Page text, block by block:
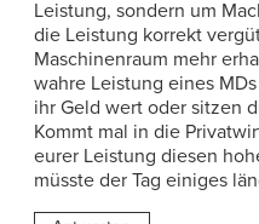
Leistung, sondern um
die Leistung korrekt
Maschinenraum mehr
wahre Leistung eines
ihr Geld wert oder sitzen
Kommt mal in die
eurer Leistung diesen
müsste der Tag einiges